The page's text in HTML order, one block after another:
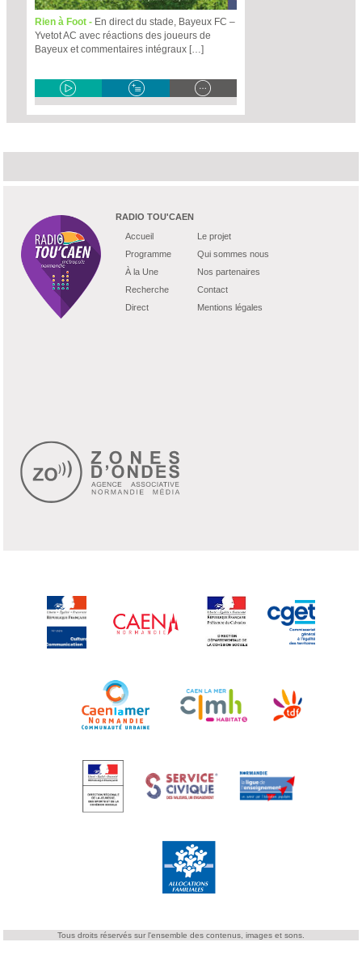
Rien à Foot - En direct du stade, Bayeux FC –
Yvetot AC avec réactions des joueurs de
Bayeux et commentaires intégraux […]
RADIO TOU'CAEN
Accueil
Programme
À la Une
Recherche
Direct
Le projet
Qui sommes nous
Nos partenaires
Contact
Mentions légales
Tous droits réservés sur l'ensemble des contenus, images et sons.